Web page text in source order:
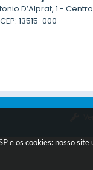
e os cookies: nosso
D’Alprat, 1 - Centro
CEP: 13515-000